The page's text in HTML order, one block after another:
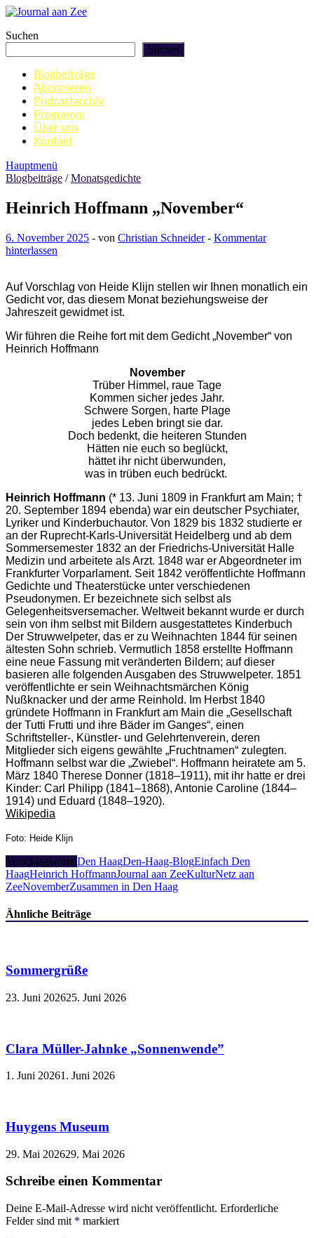
Zum
springen
Journal aan Zee
Suchen
Suchen
Blogbeiträge
Abonnieren
Podcastarchiv
Programm
Über uns
Kontakt
Hauptmenü
Blogbeiträge /Monatsgedichte
Heinrich Hoffmann „November“
6. November 2025 - von Christian Schneider- Kommentar
hinterlassen
Auf Vorschlag von Heide Klijn stellen wir Ihnen monatlich ein
Gedicht vor, das diesem Monat beziehungsweise der
Jahreszeit gewidmet ist.
Wir führen die Reihe fort mit dem Gedicht „November“ von
Heinrich Hoffmann
November
Trüber Himmel, raue Tage
Kommen sicher jedes Jahr.
Schwere Sorgen, harte Plage
jedes Leben bringt sie dar.
Doch bedenkt, die heiteren Stunden
Hätten nie euch so beglückt,
hättet ihr nicht überwunden,
was in trüben euch bedrückt.
Heinrich Hoffmann (* 13. Juni 1809 in Frankfurt am Main; †
20. September 1894 ebenda) war ein deutscher Psychiater,
Lyriker und Kinderbuchautor. Von 1829 bis 1832 studierte er
an der Ruprecht-Karls-Universität Heidelberg und ab dem
Sommersemester 1832 an der Friedrichs-Universität Halle
Medizin und arbeitete als Arzt. 1848 war er Abgeordneter im
Frankfurter Vorparlament. Seit 1842 veröffentlichte Hoffmann
Gedichte und Theaterstücke unter verschiedenen
Pseudonymen. Er bezeichnete sich selbst als
Gelegenheitsversemacher. Weltweit bekannt wurde er durch
sein von ihm selbst mit Bildern ausgestattetes Kinderbuch
Der Struwwelpeter, das er zu Weihnachten 1844 für seinen
ältesten Sohn schrieb. Vermutlich 1858 erstellte Hoffmann
eine neue Fassung mit veränderten Bildern; auf dieser
basieren alle folgenden Ausgaben des Struwwelpeter. 1851
veröffentlichte er sein Weihnachtsmärchen König
Nußknacker und der arme Reinhold. Im Herbst 1840
gründete Hoffmann in Frankfurt am Main die „Gesellschaft
der Tutti Frutti und ihre Bäder im Ganges“, einen
Schriftsteller-, Künstler- und Gelehrtenverein, deren
Mitglieder sich eigens gewählte „Fruchtnamen“ zulegten.
Hoffmann selbst war die „Zwiebel“. Hoffmann heiratete am 5.
März 1840 Therese Donner (1818–1911), mit ihr hatte er drei
Kinder: Carl Philipp (1841–1868), Antonie Caroline (1844–
1914) und Eduard (1848–1920).
Wikipedia
Foto: Heide Klijn
VerschlagwortetDen HaagDen-Haag-BlogEinfach Den
HaagHeinrich HoffmannJournal aan ZeeKulturNetz aan
ZeeNovemberZusammen in Den Haag
Ähnliche Beiträge
Sommergrüße
23. Juni 202625. Juni 2026
Clara Müller-Jahnke „Sonnenwende”
1. Juni 20261. Juni 2026
Huygens Museum
29. Mai 202629. Mai 2026
Schreibe einen Kommentar
Deine E-Mail-Adresse wird nicht veröffentlicht. Erforderliche
Felder sind mit * markiert